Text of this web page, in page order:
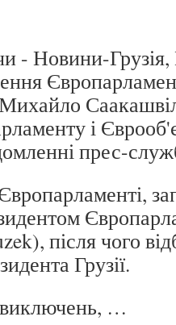
- Новини-Грузія,
і
прес-
після чого
Грузії.
…